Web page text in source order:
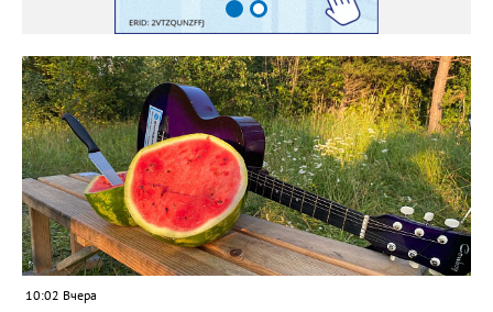
кратчайшие сроки». И благодарит за «терпение и понимание».
Когда будет восстановлена подача воды в дом №88 в
комментарии не уточняется.
10:02 Вчера